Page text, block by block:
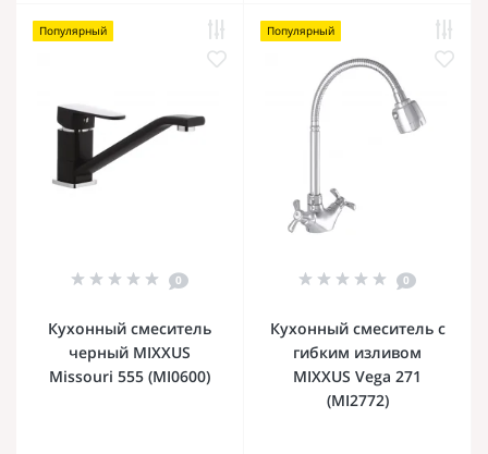
Популярный
0
Кухонный смеситель
черный MIXXUS
Missouri 555 (MI0600)
Популярный
0
Кухонный смеситель с
гибким изливом
MIXXUS Vega 271
(MI2772)